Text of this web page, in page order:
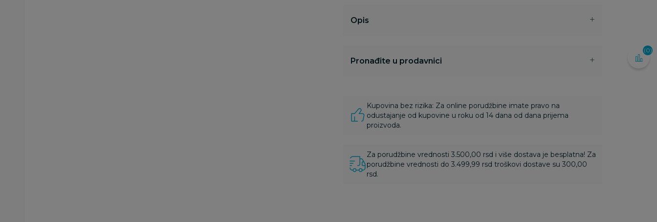
Opis
Pronađite u prodavnici
Kupovina bez rizika: Za online porudžbine imate pravo na
odustajanje od kupovine u roku od 14 dana od dana prijema
proizvoda.
Za porudžbine vrednosti 3.500,00 rsd i više dostava je besplatna! Za
porudžbine vrednosti do 3.499,99 rsd troškovi dostave su 300,00
rsd.
(0)